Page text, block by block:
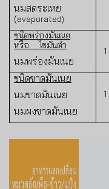
นมสดระเหย
(evaporated)
ชนิดพร่องมันเนย
หรือ
ไขมันต่ำ
นมพร่องมันเนย
1
ชนิดขาดมันเนย
นมขาดมันเนย
นมผงขาดมันเนย
1